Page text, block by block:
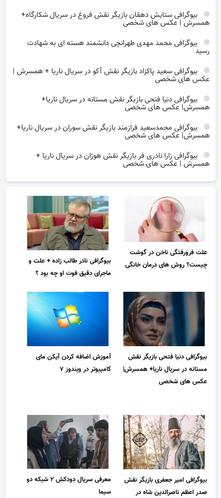
بیوگرافی ستایش دهقان بازیگر نقش فروغ در سریال شکارگاه+
همسرش | عکس های شخصی
بیوگرافی محمد مهدی طهرانچی دانشمند هسته ای به شهادت
رسید
بیوگرافی سعید پاکزاد بازیگر نقش آکو در سریال ناریا + همسرش |
عکس های شخصی
بیوگرافی دنیا فتحی بازیگر نقش مستانه در سریال ناریا+
همسرش| عکس های شخصی
بیوگرافی محمدسعید فرازمند بازیگر نقش سوران در سریال ناریا+
همسرش| عکس های شخصی
بیوگرافی زارا نادری فر بازیگر نقش هوژان در سریال ناریا +
همسرش | عکس های شخصی
علت فرورفتگی ناخن در گوشت
چیست؟ روش های درمان خانگی
بیوگرافی نادر طالب زاده + علت و
ماجرای دقیق فوت او چه بود ؟
بیوگرافی دنیا فتحی بازیگر نقش
مستانه در سریال ناریا+ همسرش|
عکس های شخصی
آموزش اضافه کردن آیکن مای
کامپیوتر در ویندوز ۷
بیوگرافی امیر جعفری بازیگر نقش
صدر اعظم ناصرالدین شاه در
معرفی سریال دودکش ۲ شبکه دو
سیما